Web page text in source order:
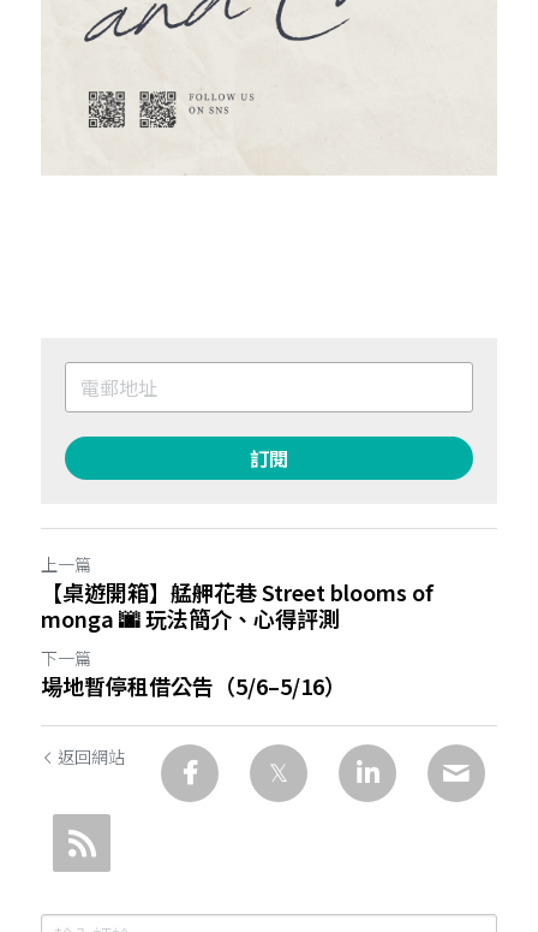
訂閱
上一篇
【桌遊開箱】艋舺花巷 Street blooms of
monga 🌆 玩法簡介、心得評測
下一篇
場地暫停租借公告（5/6–5/16）
返回網站